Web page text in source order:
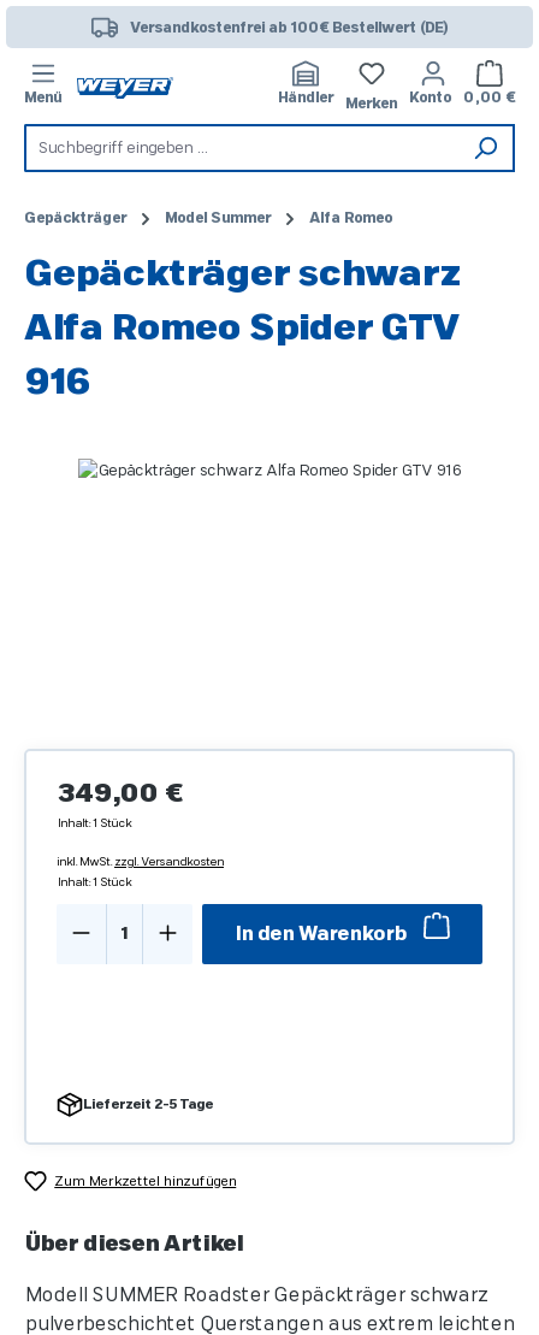
Zum Hauptinhalt springenVersandkostenfrei ab 100€ Bestellwert (DE)
Menü Händler Merken Konto 0,00 €
Gepäckträger Model Summer Alfa Romeo
Gepäckträger schwarz
Alfa Romeo Spider GTV
916
Bildergalerie überspringen
Regulärer Preis:
349,00 €
Inhalt:1 Stück
inkl. MwSt. zzgl. Versandkosten
Inhalt:1 Stück
Produkt Anzahl: Gib den gewünschten
In den Warenkorb
Lieferzeit 2-5 Tage
Zum Merkzettel hinzufügen
Über diesen Artikel
Modell SUMMER Roadster Gepäckträger schwarz
pulverbeschichtet Querstangen aus extrem leichten